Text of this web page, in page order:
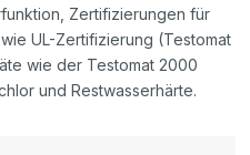
Zertifizierungen für
UL-Zertifizierung (Testomat
wie der Testomat 2000
und Restwasserhärte.